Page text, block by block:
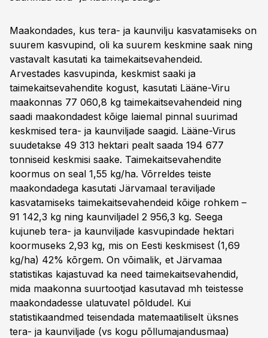
Maakondades, kus tera- ja kaunvilju kasvatamiseks on
suurem kasvupind, oli ka suurem keskmine saak ning
vastavalt kasutati ka taimekaitsevahendeid.
Arvestades kasvupinda, keskmist saaki ja
taimekaitsevahendite kogust, kasutati Lääne-Viru
maakonnas 77 060,8 kg taimekaitsevahendeid ning
saadi maakondadest kõige laiemal pinnal suurimad
keskmised tera- ja kaunviljade saagid. Lääne-Virus
suudetakse 49 313 hektari pealt saada 194 677
tonniseid keskmisi saake. Taimekaitsevahendite
koormus on seal 1,55 kg/ha. Võrreldes teiste
maakondadega kasutati Järvamaal teraviljade
kasvatamiseks taimekaitsevahendeid kõige rohkem –
91 142,3 kg ning kaunviljadel 2 956,3 kg. Seega
kujuneb tera- ja kaunviljade kasvupindade hektari
koormuseks 2,93 kg, mis on Eesti keskmisest (1,69
kg/ha) 42% kõrgem. On võimalik, et Järvamaa
statistikas kajastuvad ka need taimekaitsevahendid,
mida maakonna suurtootjad kasutavad mh teistesse
maakondadesse ulatuvatel põldudel. Kui
statistikaandmed teisendada matemaatiliselt üksnes
tera- ja kaunviljade (vs kogu põllumajandusmaa)